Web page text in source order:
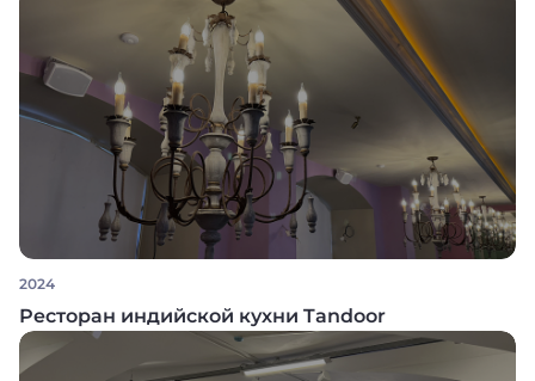
2024
Ресторан индийской кухни Tandoor